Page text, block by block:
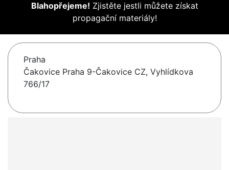
Blahopřejeme! Zjistěte jestli můžete získat
propagační materiály!
Praha
Čakovice Praha 9-Čakovice CZ, Vyhlídkova
766/17